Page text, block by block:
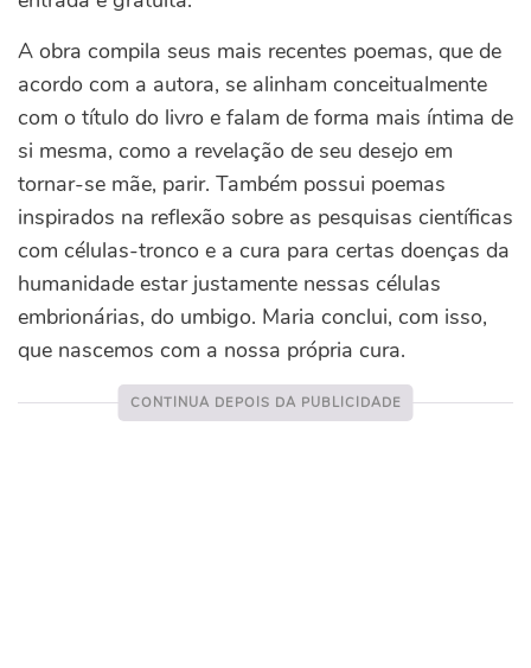
A obra compila seus mais recentes poemas, que de
acordo com a autora, se alinham conceitualmente
com o título do livro e falam de forma mais íntima de
si mesma, como a revelação de seu desejo em
tornar-se mãe, parir. Também possui poemas
inspirados na reflexão sobre as pesquisas científicas
com células-tronco e a cura para certas doenças da
humanidade estar justamente nessas células
embrionárias, do umbigo. Maria conclui, com isso,
que nascemos com a nossa própria cura.